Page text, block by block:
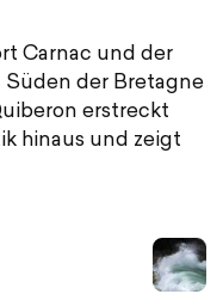
Carnac und der
der Bretagne
erstreckt
hinaus und zeigt